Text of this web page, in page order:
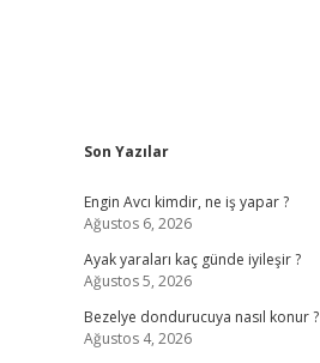
Sidebar
Son Yazılar
Engin Avcı kimdir, ne iş yapar ?
Ağustos 6, 2026
Ayak yaraları kaç günde iyileşir ?
Ağustos 5, 2026
Bezelye dondurucuya nasıl konur ?
Ağustos 4, 2026
ilbet yeni giriş